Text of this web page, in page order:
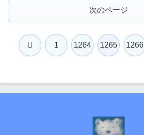
次のページ
前 1 1264 1265 1266